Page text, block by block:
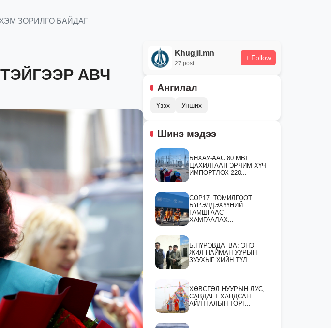
ЗОРИЛГО БАЙДАГ
АВЧ
Khugjil.mn
27 post
+ Follow
Ангилал
Үзэх Унших
Шинэ мэдээ
БНХАУ-ААС 80 МВТ
ЦАХИЛГААН ЭРЧИМ ХҮЧ
ИМПОРТЛОХ 220...
СOP17: ТОМИЛГООТ
БҮРЭЛДЭХҮҮНИЙ
ГАМШГААС
ХАМГААЛАХ...
Б.ПҮРЭВДАГВА: ЭНЭ
ЖИЛ НАЙМАН УУРЫН
ЗУУХЫГ ХИЙН ТҮЛ...
ХӨВСГӨЛ НУУРЫН ЛУС,
САВДАГТ ХАНДСАН
АЙЛТГАЛЫН ТОРГ...